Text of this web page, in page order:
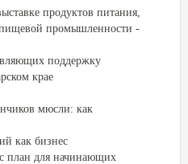
продуктов питания,
пищевой промышленности -
поддержку
крае
мюсли: как
как бизнес
план для начинающих